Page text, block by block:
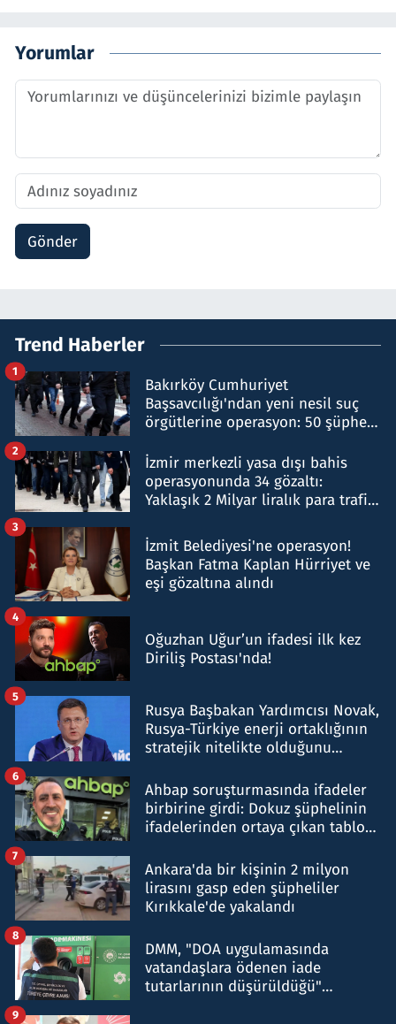
Yorumlar
Gönder
Trend Haberler
Bakırköy Cumhuriyet
Başsavcılığı'ndan yeni nesil suç
örgütlerine operasyon: 50 şüpheli
1
İzmir merkezli yasa dışı bahis
operasyonunda 34 gözaltı:
Yaklaşık 2 Milyar liralık para trafiği
2
İzmit Belediyesi'ne operasyon!
Başkan Fatma Kaplan Hürriyet ve
eşi gözaltına alındı
3
Oğuzhan Uğur’un ifadesi ilk kez
Diriliş Postası'nda!
4
Rusya Başbakan Yardımcısı Novak,
Rusya-Türkiye enerji ortaklığının
stratejik nitelikte olduğunu
5
Ahbap soruşturmasında ifadeler
birbirine girdi: Dokuz şüphelinin
ifadelerinden ortaya çıkan tablo
6
Ankara'da bir kişinin 2 milyon
lirasını gasp eden şüpheliler
Kırıkkale'de yakalandı
7
DMM, "DOA uygulamasında
vatandaşlara ödenen iade
tutarlarının düşürüldüğü"
8
9